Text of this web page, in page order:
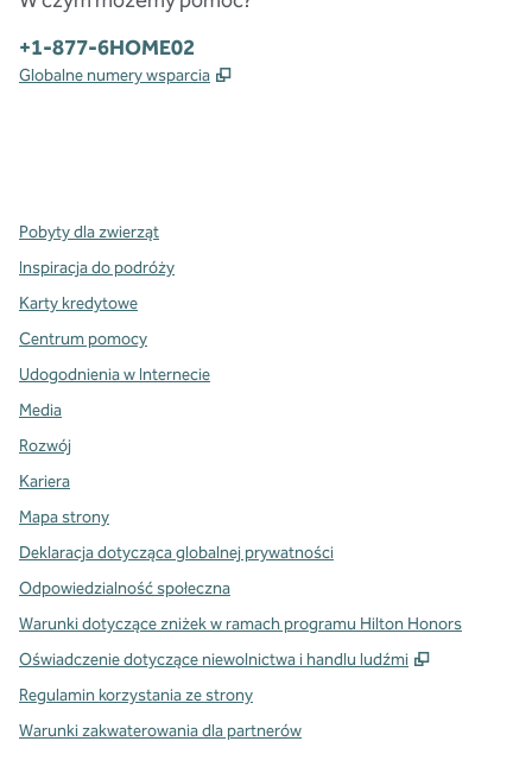
Telefon:
+1-877-6HOME02
Globalne numery wsparcia ,
Pobyty dla zwierząt
Inspiracja do podróży
Karty kredytowe
Centrum pomocy
Udogodnienia w Internecie
Media
Rozwój
Kariera
Mapa strony
Deklaracja dotycząca globalnej prywatności
Odpowiedzialność społeczna
Warunki dotyczące zniżek w ramach programu Hilton Honors
Oświadczenie dotyczące niewolnictwa i handlu ludźmi
,
Regulamin korzystania ze strony
Warunki zakwaterowania dla partnerów